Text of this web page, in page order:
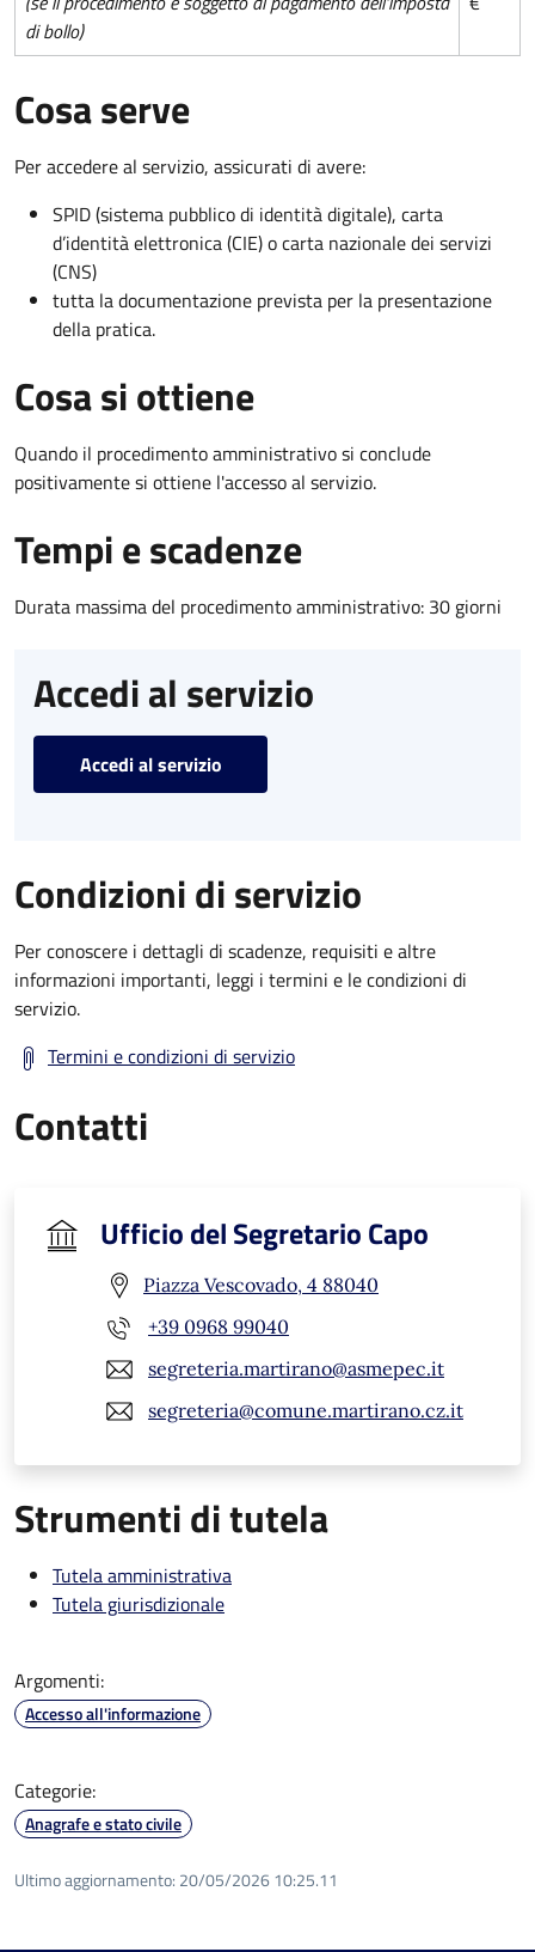
di bollo)
Cosa serve
Per accedere al servizio, assicurati di avere:
SPID (sistema pubblico di identità digitale), carta
d’identità elettronica (CIE) o carta nazionale dei servizi
(CNS)
tutta la documentazione prevista per la presentazione
della pratica.
Cosa si ottiene
Quando il procedimento amministrativo si conclude
positivamente si ottiene l'accesso al servizio.
Tempi e scadenze
Durata massima del procedimento amministrativo: 30 giorni
Accedi al servizio
Accedi al servizio
Condizioni di servizio
Per conoscere i dettagli di scadenze, requisiti e altre
informazioni importanti, leggi i termini e le condizioni di
servizio.
Termini e condizioni di servizio
Contatti
Ufficio del Segretario Capo
Piazza Vescovado, 4 88040
+39 0968 99040
segreteria.martirano@asmepec.it
segreteria@comune.martirano.cz.it
Strumenti di tutela
Tutela amministrativa
Tutela giurisdizionale
Argomenti:
Accesso all'informazione
Categorie:
Anagrafe e stato civile
Ultimo aggiornamento: 20/05/2026 10:25.11